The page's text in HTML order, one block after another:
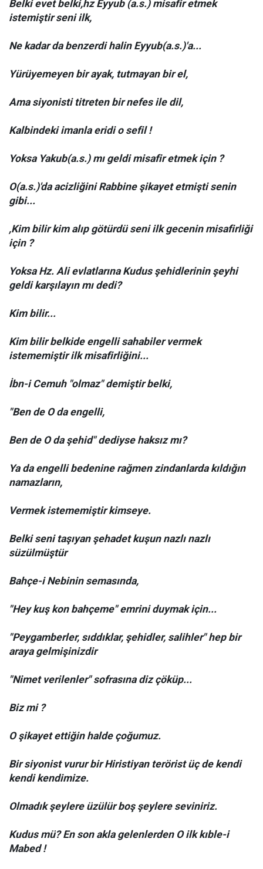
Belki evet belki,hz Eyyub (a.s.) misafir etmek
istemiştir seni ilk,
Ne kadar da benzerdi halin Eyyub(a.s.)'a...
Yürüyemeyen bir ayak, tutmayan bir el,
Ama siyonisti titreten bir nefes ile dil,
Kalbindeki imanla eridi o sefil !
Yoksa Yakub(a.s.) mı geldi misafir etmek için ?
O(a.s.)'da acizliğini Rabbine şikayet etmişti senin
gibi...
,Kim bilir kim alıp götürdü seni ilk gecenin misafirliği
için ?
Yoksa Hz. Ali evlatlarına Kudus şehidlerinin şeyhi
geldi karşılayın mı dedi?
Kim bilir...
Kim bilir belkide engelli sahabiler vermek
istememiştir ilk misafirliğini...
İbn-i Cemuh "olmaz" demiştir belki,
"Ben de O da engelli,
Ben de O da şehid" dediyse haksız mı?
Ya da engelli bedenine rağmen zindanlarda kıldığın
namazların,
Vermek istememiştir kimseye.
Belki seni taşıyan şehadet kuşun nazlı nazlı
süzülmüştür
Bahçe-i Nebinin semasında,
"Hey kuş kon bahçeme" emrini duymak için...
"Peygamberler, sıddıklar, şehidler, salihler" hep bir
araya gelmişinizdir
"Nimet verilenler" sofrasına diz çöküp...
Biz mi ?
O şikayet ettiğin halde çoğumuz.
Bir siyonist vurur bir Hiristiyan terörist üç de kendi
kendi kendimize.
Olmadık şeylere üzülür boş şeylere seviniriz.
Kudus mü? En son akla gelenlerden O ilk kıble-i
Mabed !